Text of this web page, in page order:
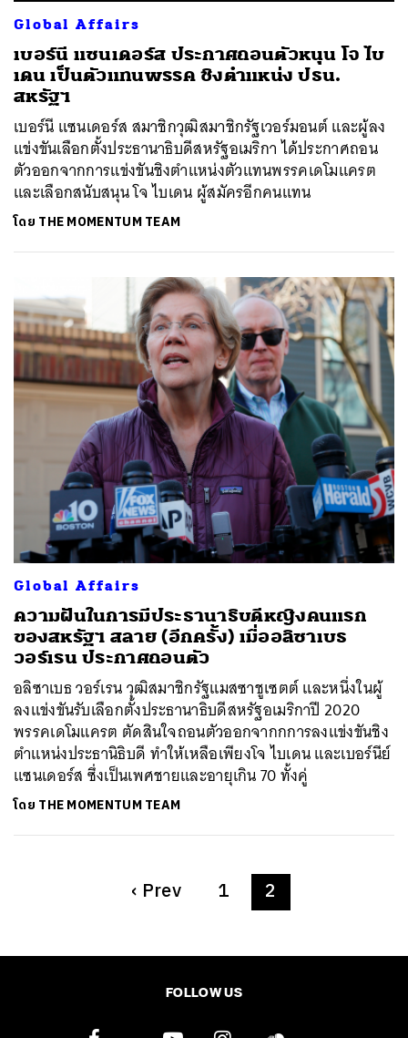
Global Affairs
เบอร์นี แซนเดอร์ส ประกาศถอนตัวหนุน โจ ไบ
เดน เป็นตัวแทนพรรค ชิงตำแหน่ง ปธน.
สหรัฐฯ
เบอร์นี แซนเดอร์ส สมาชิกวุฒิสมาชิกรัฐเวอร์มอนต์ และผู้ลง
แข่งขันเลือกตั้งประธานาธิบดีสหรัฐอเมริกา ได้ประกาศถอน
ตัวออกจากการแข่งขันชิงตำแหน่งตัวแทนพรรคเดโมแครต
และเลือกสนับสนุน โจ ไบเดน ผู้สมัครอีกคนแทน
โดย THE MOMENTUM TEAM
Global Affairs
ความฝันในการมีประธานาธิบดีหญิงคนแรก
ของสหรัฐฯ สลาย (อีกครั้ง) เมื่ออลิซาเบธ
วอร์เรน ประกาศถอนตัว
อลิซาเบธ วอร์เรน วุฒิสมาชิกรัฐแมสซาชูเซตต์ และหนึ่งในผู้
ลงแข่งขันรับเลือกตั้งประธานาธิบดีสหรัฐอเมริกาปี 2020
พรรคเดโมแครต ตัดสินใจถอนตัวออกจากกการลงแข่งขันชิง
ตำแหน่งประธานิธิบดี ทำให้เหลือเพียงโจ ไบเดน และเบอร์นีย์
แซนเดอร์ส ซึ่งเป็นเพศชายและอายุเกิน 70 ทั้งคู่
โดย THE MOMENTUM TEAM
‹ Prev 1 2
FOLLOW US
SHARE TWEET LINE EMAIL